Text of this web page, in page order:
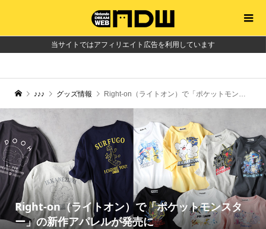
当サイトではアフィリエイト広告を利用しています
♪♪♪ グッズ情報 Right-on（ライトオン）で「ポケットモンスター」の新作アパレルが発売に
Right-on（ライトオン）で「ポケットモンスタ
ー」の新作アパレルが発売に